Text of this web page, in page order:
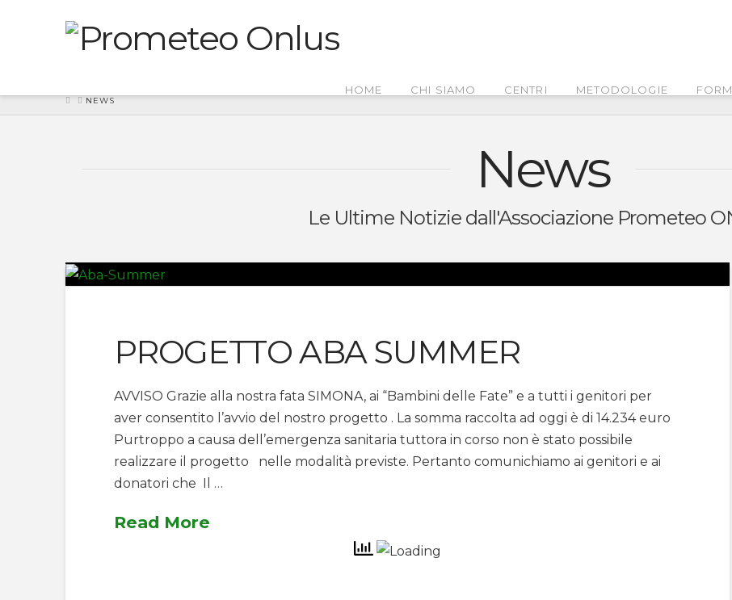
HOME CHI SIAMO CENTRI METODOLOGIE
HOMENEWS
News
Le Ultime Notizie dall'Associazione Prometeo
PROGETTO ABA SUMMER
AVVISO Grazie alla nostra fata SIMONA, ai “Bambini delle Fate” e a tutti i genitori per
aver consentito l’avvio del nostro progetto . La somma raccolta ad oggi è di 14.234 euro
Purtroppo a causa dell’emergenza sanitaria tuttora in corso non è stato possibile
realizzare il progetto nelle modalità previste. Pertanto comunichiamo ai genitori e ai
donatori che Il …
Read More